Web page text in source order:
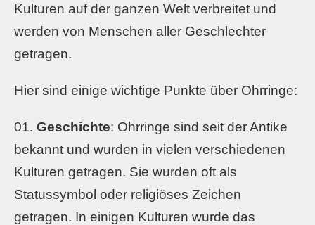
Kulturen auf der ganzen Welt verbreitet und
werden von Menschen aller Geschlechter
getragen.
Hier sind einige wichtige Punkte über Ohrringe:
Geschichte: Ohrringe sind seit der Antike
bekannt und wurden in vielen verschiedenen
Kulturen getragen. Sie wurden oft als
Statussymbol oder religiöses Zeichen
getragen. In einigen Kulturen wurde das